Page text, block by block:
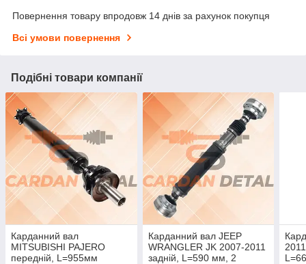
Повернення товару впродовж 14 днів за рахунок покупця
Всі умови повернення
Подібні товари компанії
Карданний вал
MITSUBISHI PAJERO
передній, L=955мм
Карданний вал JEEP
WRANGLER JK 2007-2011
задній, L=590 мм, 2